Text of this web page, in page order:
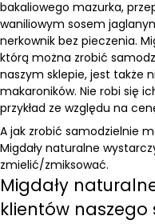
bakaliowego mazurka,
waniliowym sosem
nerkownik bez pieczenia.
którą można zrobić
naszym sklepie, jest także
makaroników. Nie robi się
przykład ze względu na
A jak zrobić samodzielnie
Migdały naturalne
zmielić/zmiksować.
Migdały
klientów